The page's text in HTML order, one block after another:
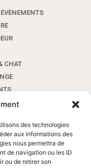
des technologies
aux informations des
nous permettra de
de navigation ou les ID
ou de retirer son
CHAT
ESSENTIELLES
ESSENTIELLES
ESSENTIELLE
ESSENTIELLES
ESSENTIELLE